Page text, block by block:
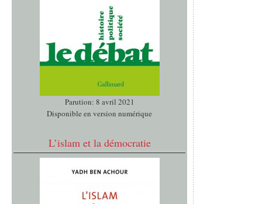
Parution: 8 avril 2021
Disponible en version numérique
L’islam et la démocratie